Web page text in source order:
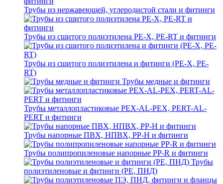
Трубы из нержавеющей, углеродистой стали и фитинги
Трубы из сшитого полиэтилена PE-X, PE-RT и фитинги
Трубы из сшитого полиэтилена и фитинги (PE-X, PE-
RT)
Трубы медные и фитинги
Трубы металлопластиковые PEX-AL-PEX, PERT-AL-
PERT и фитинги
Трубы напорные ПВХ, НПВХ, PP-H и фитинги
Трубы полипропиленовые напорные PP-R и фитинги
Трубы
полиэтиленовые и фитинги (PE, ПНД)